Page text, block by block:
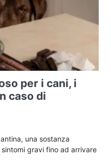
per i cani, i
caso di
una sostanza
gravi fino ad arrivare